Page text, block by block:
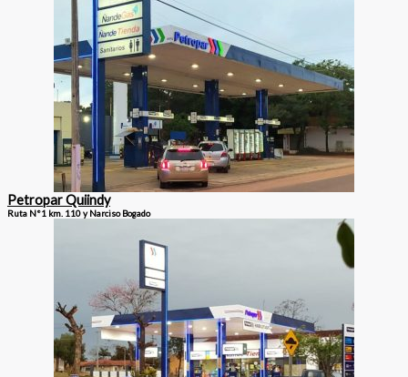
Petropar Quiindy
Ruta N°1 km. 110 y Narciso Bogado